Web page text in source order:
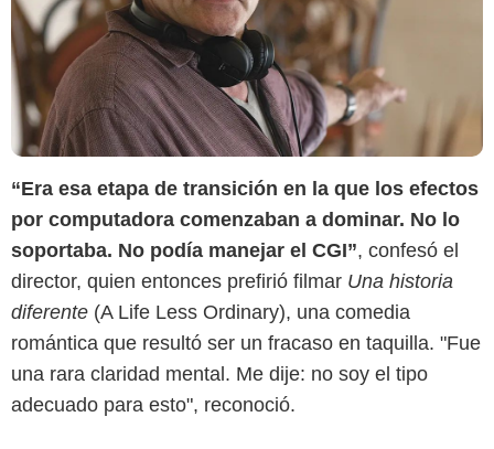
“Era esa etapa de transición en la que los efectos
por computadora comenzaban a dominar. No lo
soportaba. No podía manejar el CGI”, confesó el
director, quien entonces prefirió filmar Una historia
diferente (A Life Less Ordinary), una comedia
romántica que resultó ser un fracaso en taquilla. "Fue
una rara claridad mental. Me dije: no soy el tipo
adecuado para esto", reconoció.
IMDb